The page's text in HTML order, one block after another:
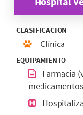
CLASIFICACION
Clínica
EQUIPAMIENTO
Farmacia